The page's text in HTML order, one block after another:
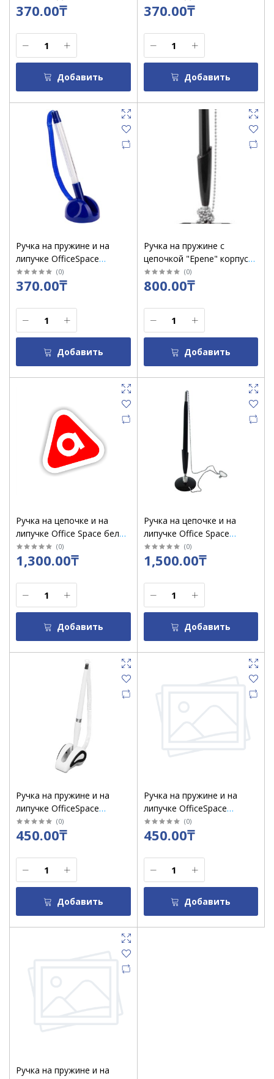
синий стержень /16076
370.00₸
Добавить
синий стержень /16084
370.00₸
Добавить
Ручка на пружине и на
липучке OfficeSpace
"Reception" синий корпус,
синий стержень /16080
(0)
370.00₸
Добавить
Ручка на пружине с
цепочкой "Epene" корпус
черный, квадратный
(0)
800.00₸
Добавить
Ручка на цепочке и на
липучке Office Space белый
корпус / 26391
(0)
1,300.00₸
Добавить
Ручка на цепочке и на
липучке Office Space
черный корпус / 10487
(0)
1,500.00₸
Добавить
Ручка на пружине и на
липучке OfficeSpace
"Reception" белая
подставка, 0,7 мм, синий
(0)
450.00₸
Добавить
Ручка на пружине и на
липучке OfficeSpace
"Reception" белая
подставка, 0,7 мм, синий
(0)
450.00₸
Добавить
Ручка на пружине и на